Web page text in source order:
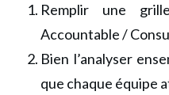
Remplir une
Accountable /
Bien l’analyser
que chaque équipe